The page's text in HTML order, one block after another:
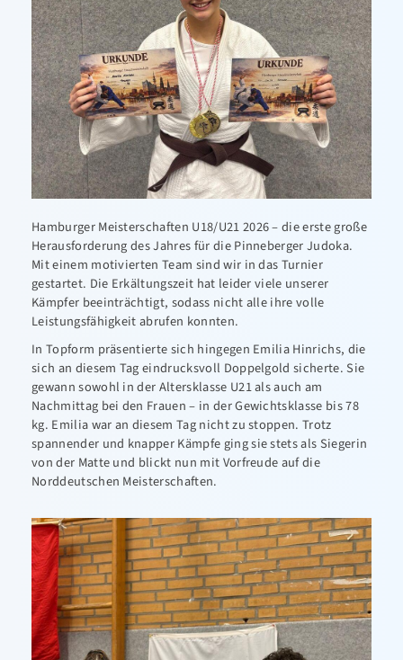
Hamburger Meisterschaften U18/U21 2026 – die erste große
Herausforderung des Jahres für die Pinneberger Judoka.
Mit einem motivierten Team sind wir in das Turnier
gestartet. Die Erkältungszeit hat leider viele unserer
Kämpfer beeinträchtigt, sodass nicht alle ihre volle
Leistungsfähigkeit abrufen konnten.
In Topform präsentierte sich hingegen Emilia Hinrichs, die
sich an diesem Tag eindrucksvoll Doppelgold sicherte. Sie
gewann sowohl in der Altersklasse U21 als auch am
Nachmittag bei den Frauen – in der Gewichtsklasse bis 78
kg. Emilia war an diesem Tag nicht zu stoppen. Trotz
spannender und knapper Kämpfe ging sie stets als Siegerin
von der Matte und blickt nun mit Vorfreude auf die
Norddeutschen Meisterschaften.
Schwimmen
Sportabzeichen
Tanzen-TSA
Triathlon
Kontakt